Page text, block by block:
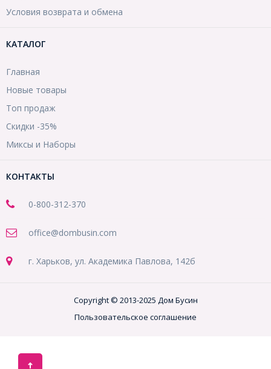
Условия возврата и обмена
КАТАЛОГ
Главная
Новые товары
Топ продаж
Скидки -35%
Миксы и Наборы
КОНТАКТЫ
0-800-312-370
office@dombusin.com
г. Харьков, ул. Академика Павлова, 142б
Copyright © 2013-2025 Дом Бусин
Пользовательское соглашение